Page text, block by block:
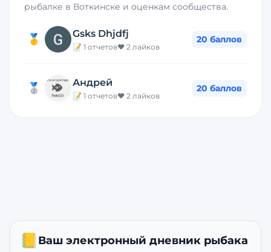
рыбалке в Воткинске и оценкам сообщества.
🥇 Gsks Dhjdfj
📝 1 отчетов❤️ 2 лайков
20 баллов
🥈 Андрей
📝 1 отчетов❤️ 2 лайков
20 баллов
📒 Ваш электронный дневник рыбака